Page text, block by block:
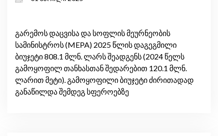
გარემოს დაცვისა და სოფლის მეურნეობის
სამინისტროს (MEPA) 2025 წლის დაგეგმილი
ბიუჯეტი 808.1 მლნ. ლარს შეადგენს (2024 წელს
გამოყოფილ თანხასთან შედარებით 120.1 მლნ.
ლარით მეტი). გამოყოფილი ბიუჯეტი ძირითადად
განაწილდა შემდეგ სფეროებზე